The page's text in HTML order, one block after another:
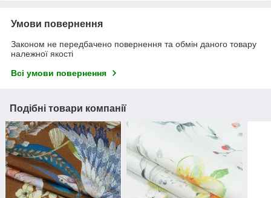
Умови повернення
Законом не передбачено повернення та обмін даного товару
належної якості
Всі умови повернення
Подібні товари компанії